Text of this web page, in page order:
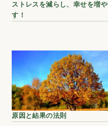
ストレスを減らし、幸せを増や
す！
原因と結果の法則